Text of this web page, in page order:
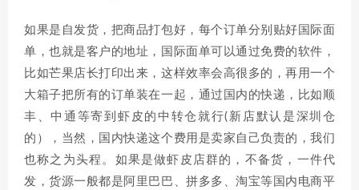
如果是自发货，把商品打包好，每个订单分别贴好国际面
单，也就是客户的地址，国际面单可以通过免费的软件，
比如芒果店长打印出来，这样效率会高很多的，再用一个
大箱子把所有的订单装在一起，通过国内的快递，比如顺
丰、中通等寄到虾皮的中转仓就行(新店默认是深圳仓
的），当然，国内快递这个费用是卖家自己负责的，我们
也称之为头程。如果是做虾皮店群的，不备货，一件代
发，货源一般都是阿里巴巴、拼多多、淘宝等国内电商平